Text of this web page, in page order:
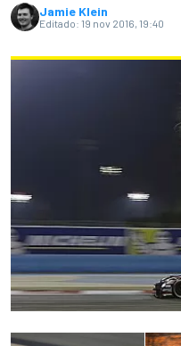
Jamie Klein
Editado: 19 nov 2016, 19:40